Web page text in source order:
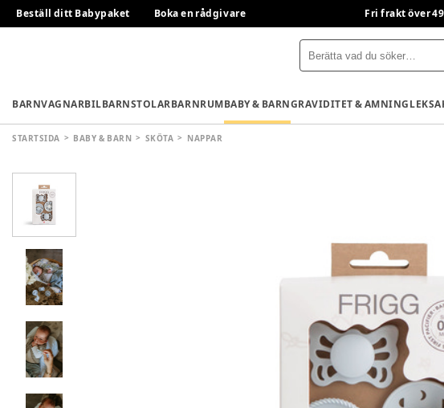
Beställ ditt Babypaket Boka en rådgivare Fri frakt över
BARNVAGNARBILBARNSTOLARBARNRUMBABY & BARNGRAVIDITET & AMNING
STARTSIDA BABY & BARN SKÖTA NAPPAR